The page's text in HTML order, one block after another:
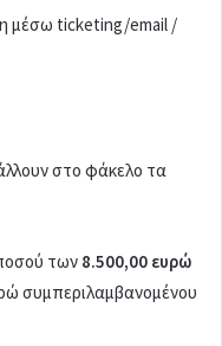
μέσω ticketing/email /
στο φάκελο τα
των 8.500,00 ευρώ
συμπεριλαμβανομένου